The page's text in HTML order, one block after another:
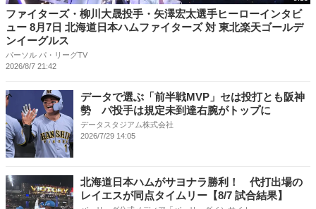
ファイターズ・柳川大晟投手・矢澤宏太選手ヒーローインタビ
ュー 8月7日 北海道日本ハムファイターズ 対 東北楽天ゴールデ
ンイーグルス
パーソル パ・リーグTV
2026/8/7 21:42
データで選ぶ「前半戦MVP」セは投打とも阪神
勢 パ投手は規定未到達右腕がトップに
データスタジアム株式会社
2026/7/29 14:05
北海道日本ハムがサヨナラ勝利！ 代打出場の
レイエスが同点タイムリー【8/7 試合結果】